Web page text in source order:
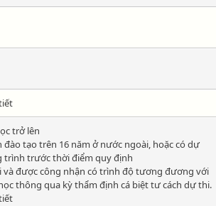
trở lên
tạo trên 16 năm ở nước ngoài, hoặc có dự
trình trước thời điểm quy định
và được công nhận có trình độ tương đương với
thông qua kỳ thẩm định cá biệt tư cách dự thi.